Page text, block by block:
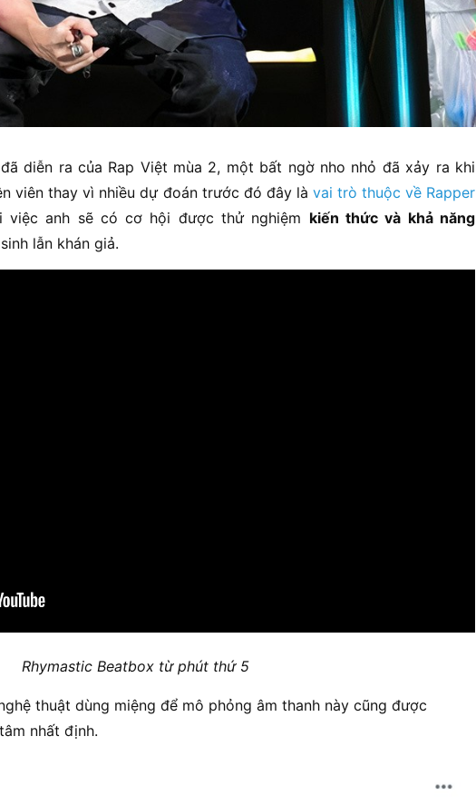
diễn ra của Rap Việt mùa 2, một bất ngờ nho nhỏ đã xảy ra khi
viên thay vì nhiều dự đoán trước đó đây là vai trò thuộc về Rapper
việc anh sẽ có cơ hội được thử nghiệm kiến thức và khả năng
lẫn khán giả.
Rhymastic Beatbox từ phút thứ 5
thuật dùng miệng để mô phỏng âm thanh này cũng được
nhất định.